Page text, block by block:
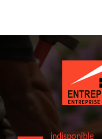
indisponible